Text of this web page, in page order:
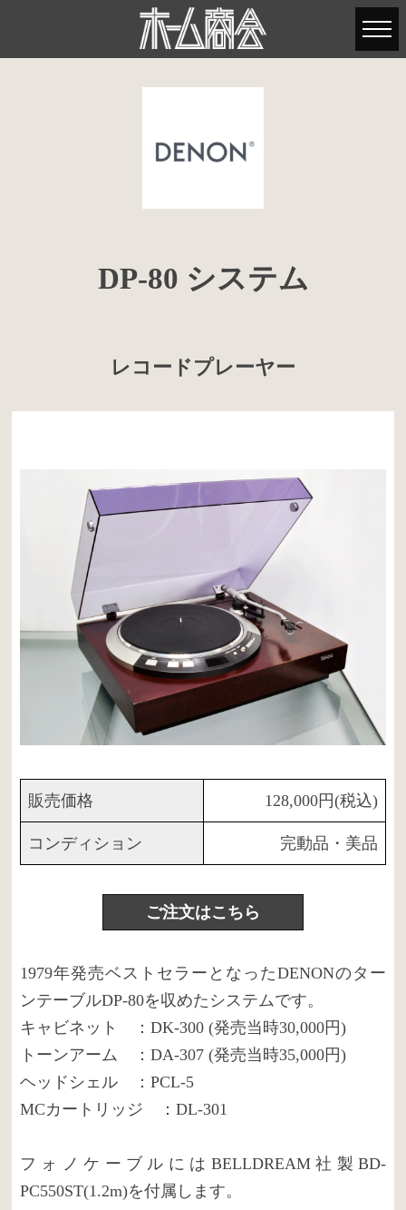
DP-80 システム
レコードプレーヤー
販売価格 128,000円(税込)
コンディション 完動品・美品
ご注文はこちら
1979年発売ベストセラーとなったDENONのター
ンテーブルDP-80を収めたシステムです。
キャビネット ：DK-300 (発売当時30,000円)
トーンアーム ：DA-307 (発売当時35,000円)
ヘッドシェル ：PCL-5
MCカートリッジ ：DL-301
フォノケーブルにはBELLDREAM社製BD-
PC550ST(1.2m)を付属します。